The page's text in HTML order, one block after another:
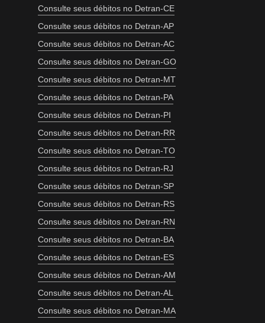
Consulte seus débitos no Detran-CE
Consulte seus débitos no Detran-AP
Consulte seus débitos no Detran-AC
Consulte seus débitos no Detran-GO
Consulte seus débitos no Detran-MT
Consulte seus débitos no Detran-PA
Consulte seus débitos no Detran-PI
Consulte seus débitos no Detran-RR
Consulte seus débitos no Detran-TO
Consulte seus débitos no Detran-RJ
Consulte seus débitos no Detran-SP
Consulte seus débitos no Detran-RS
Consulte seus débitos no Detran-RN
Consulte seus débitos no Detran-BA
Consulte seus débitos no Detran-ES
Consulte seus débitos no Detran-AM
Consulte seus débitos no Detran-AL
Consulte seus débitos no Detran-MA